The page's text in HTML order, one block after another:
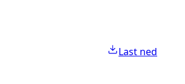
Last ned